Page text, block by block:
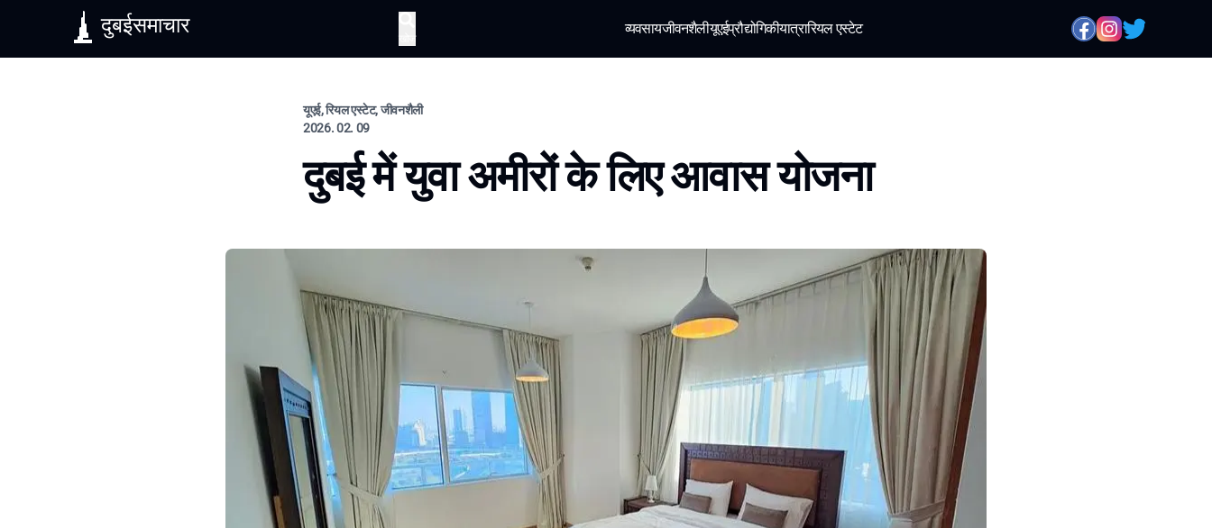
दुबईसमाचार व्यवसायजीवनशैलीयूएईप्रौद्योगिकीयात्रारियल एस्टेट
यूएई, रियल एस्टेट, जीवनशैली
2026. 02. 09
दुबई में युवा अमीरों के लिए आवास योजना